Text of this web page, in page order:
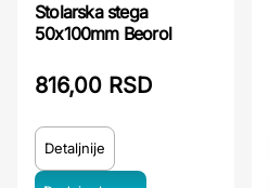
Stolarska stega
50x100mm Beorol
816,00 RSD
Detaljnije